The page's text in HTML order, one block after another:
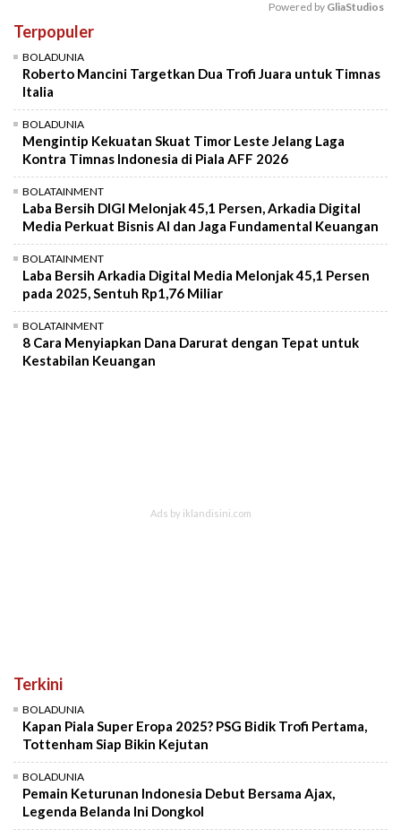
Powered by GliaStudios
Terpopuler
BOLADUNIA
Roberto Mancini Targetkan Dua Trofi Juara untuk Timnas
Italia
BOLADUNIA
Mengintip Kekuatan Skuat Timor Leste Jelang Laga
Kontra Timnas Indonesia di Piala AFF 2026
BOLATAINMENT
Laba Bersih DIGI Melonjak 45,1 Persen, Arkadia Digital
Media Perkuat Bisnis AI dan Jaga Fundamental Keuangan
BOLATAINMENT
Laba Bersih Arkadia Digital Media Melonjak 45,1 Persen
pada 2025, Sentuh Rp1,76 Miliar
BOLATAINMENT
8 Cara Menyiapkan Dana Darurat dengan Tepat untuk
Kestabilan Keuangan
Terkini
BOLADUNIA
Kapan Piala Super Eropa 2025? PSG Bidik Trofi Pertama,
Tottenham Siap Bikin Kejutan
BOLADUNIA
Pemain Keturunan Indonesia Debut Bersama Ajax,
Legenda Belanda Ini Dongkol